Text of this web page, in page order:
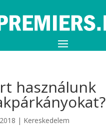
használunk
| Kereskedelem